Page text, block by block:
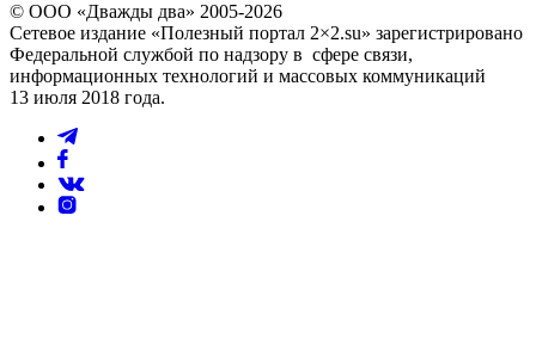
© ООО «Дважды два» 2005-2026
Сетевое издание «Полезный портал 2×2.su» зарегистрировано
Федеральной службой по надзору в сфере связи,
информационных технологий и массовых коммуникаций
13 июля 2018 года.